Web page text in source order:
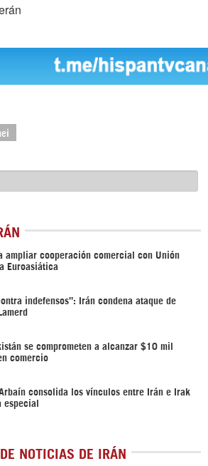
ampliar cooperación comercial con Unión
Euroasiática
indefensos”: Irán condena ataque de
se comprometen a alcanzar $10 mil
comercio
consolida los vínculos entre Irán e Irak
especial
NOTICIAS DE IRÁN